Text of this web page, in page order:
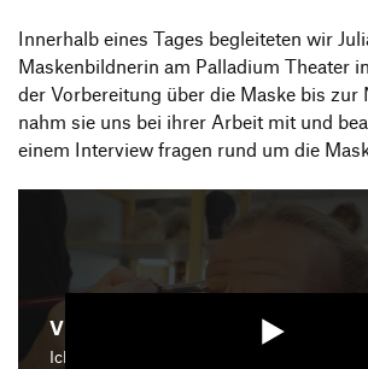
Innerhalb eines Tages begleiteten wir
Maskenbildnerin am Palladium Theater
der Vorbereitung über die Maske bis zur
nahm sie uns bei ihrer Arbeit mit und
einem Interview fragen rund um die
Video starten
Ich bin damit einverstanden, dass mir die